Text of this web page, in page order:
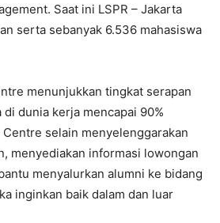
Saat ini LSPR – Jakarta
serta sebanyak 6.536 mahasiswa
menunjukkan tingkat serapan
dunia kerja mencapai 90%
Centre selain menyelenggarakan
menyediakan informasi lowongan
menyalurkan alumni ke bidang
inginkan baik dalam dan luar